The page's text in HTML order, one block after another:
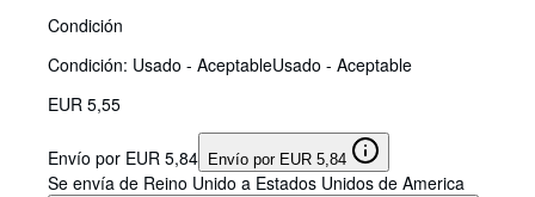
Condición
Condición: Usado - AceptableUsado - Aceptable
EUR 5,55
Envío por EUR 5,84 Envío por EUR 5,84
Se envía de Reino Unido a Estados Unidos de America